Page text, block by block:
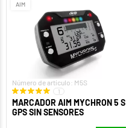
AIM
Número de artículo: M5S
1
MARCADOR AIM MYCHRON 5 S
GPS SIN SENSORES